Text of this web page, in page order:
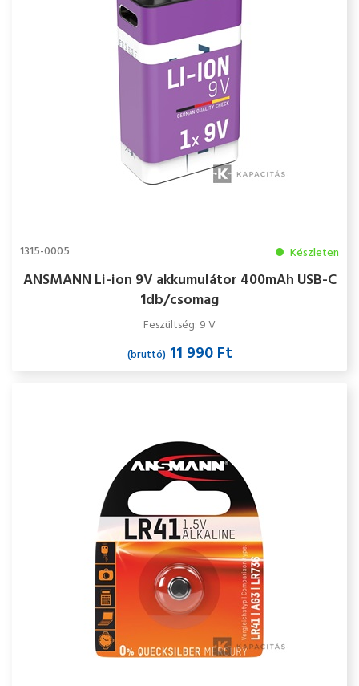
1315-0005 Készleten
ANSMANN Li-ion 9V akkumulátor 400mAh USB-C
1db/csomag
Feszültség: 9 V
(bruttó)11 990 Ft